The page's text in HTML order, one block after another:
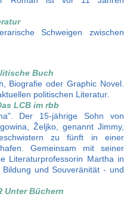
Schweigen zwischen
Buch
Biografie oder Graphic Novel.
politischen Literatur.
LCB im rbb
Der 15-jährige Sohn von
Željko, genannt Jimmy,
zu fünft in einer
Gemeinsam mit seiner
Literaturprofessorin Martha in
und Souveränität - und
Unter Büchern